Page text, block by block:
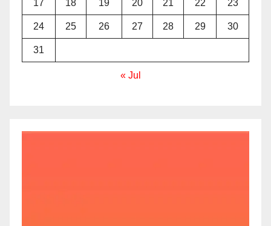
17 18 19 20 21 22 23
24 25 26 27 28 29 30
31
« Jul